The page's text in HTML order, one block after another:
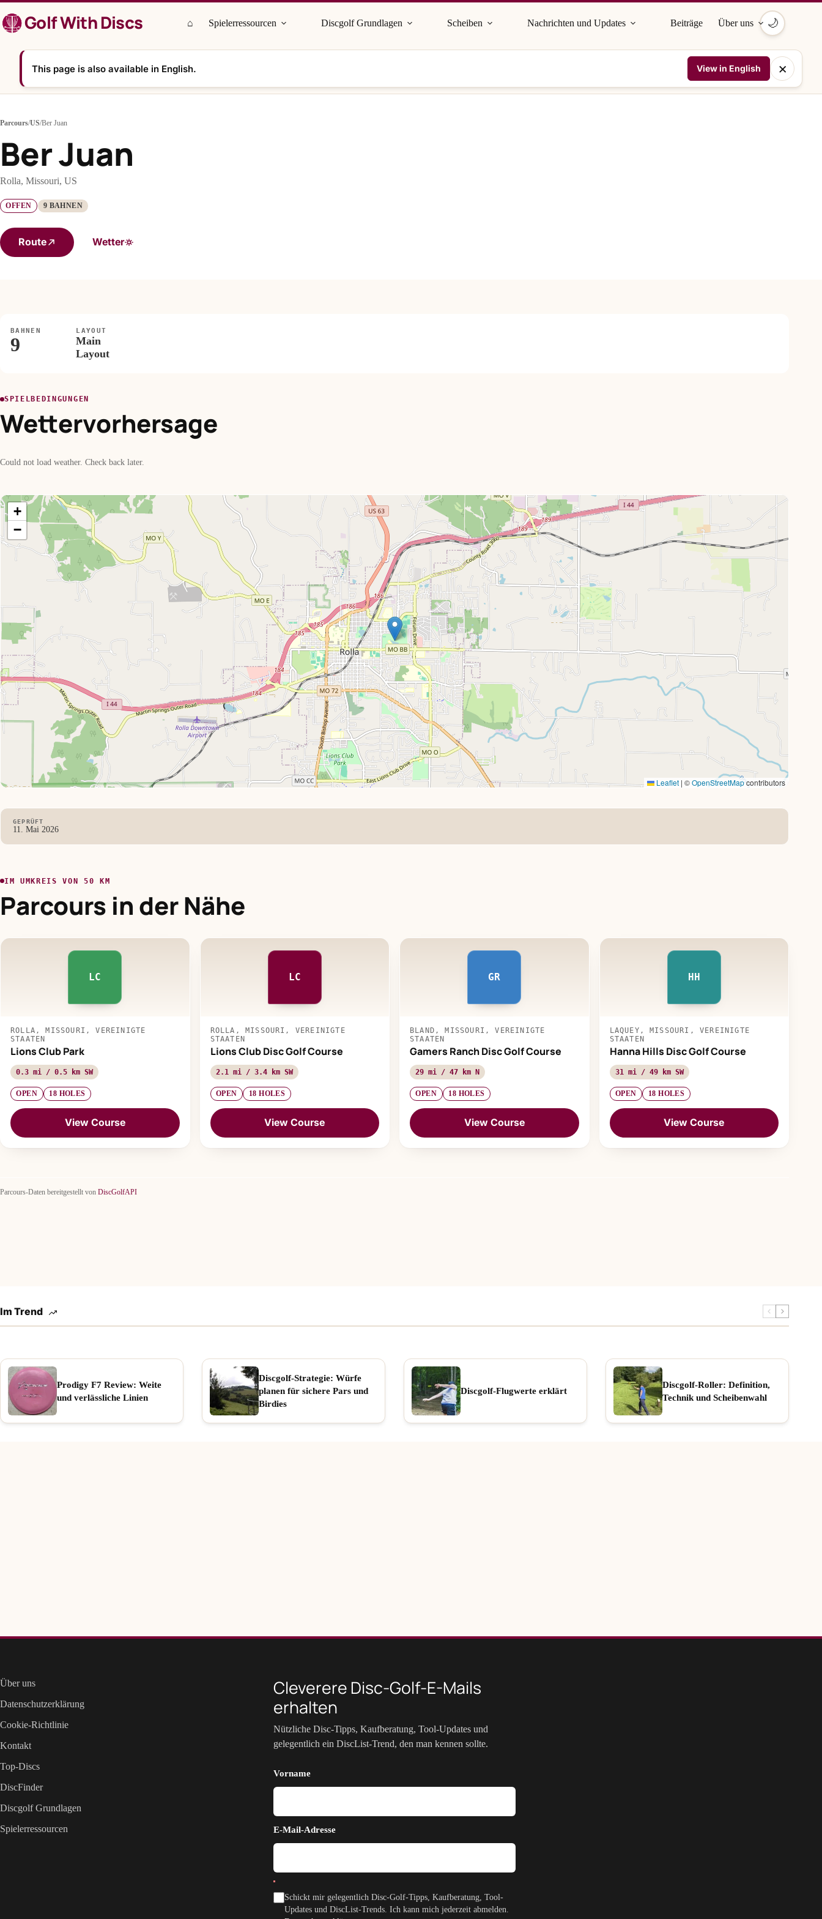
Inhalt
springenGolf With Discs ⌂ Spielerressourcen Discgolf Grundlagen Scheiben Nachrichten und Updates Beiträge Über uns 🌙
This page is also available in English. View in English ×
Parcours/US/Ber Juan
Ber Juan
Rolla, Missouri, US
OFFEN 9 BAHNEN
Route Wetter
BAHNEN
9
LAYOUT
Main
Layout
SPIELBEDINGUNGEN
Wettervorhersage
Could not load weather. Check back later.
+
−
Leaflet | ©OpenStreetMapcontributors
GEPRÜFT
11. Mai 2026
IM UMKREIS VON 50 KM
Parcours in der Nähe
LC
ROLLA, MISSOURI, VEREINIGTE
STAATEN
Lions Club Park
0.3 mi / 0.5 km SW
OPEN 18 HOLES
View Course
LC
ROLLA, MISSOURI, VEREINIGTE
STAATEN
Lions Club Disc Golf Course
2.1 mi / 3.4 km SW
OPEN 18 HOLES
View Course
GR
BLAND, MISSOURI, VEREINIGTE
STAATEN
Gamers Ranch Disc Golf Course
29 mi / 47 km N
OPEN 18 HOLES
View Course
HH
LAQUEY, MISSOURI, VEREINIGTE
STAATEN
Hanna Hills Disc Golf Course
31 mi / 49 km SW
OPEN 18 HOLES
View Course
Parcours-Daten bereitgestellt von DiscGolfAPI
Im Trend
Prodigy F7 Review: Weite
und verlässliche Linien
Discgolf-Strategie: Würfe
planen für sichere Pars und
Birdies
Discgolf-Flugwerte erklärt
Discgolf-Roller: Definition,
Technik und Scheibenwahl
Über uns
Datenschutzerklärung
Cookie-Richtlinie
Kontakt
Top-Discs
DiscFinder
Discgolf Grundlagen
Spielerressourcen
Cleverere Disc-Golf-E-Mails
erhalten
Nützliche Disc-Tipps, Kaufberatung, Tool-Updates und
gelegentlich ein DiscList-Trend, den man kennen sollte.
Vorname
E-Mail-Adresse
Schickt mir gelegentlich Disc-Golf-Tipps, Kaufberatung, Tool-
Updates und DiscList-Trends. Ich kann mich jederzeit abmelden.